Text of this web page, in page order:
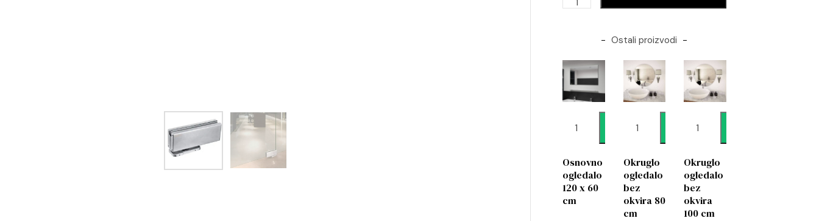
Ostali proizvodi
Dodaj
Osnovno
ogledalo
120 x 60
cm
Dodaj
Okruglo
ogledalo
bez
okvira 80
cm
Okruglo
ogledalo
bez
okvira
100 cm